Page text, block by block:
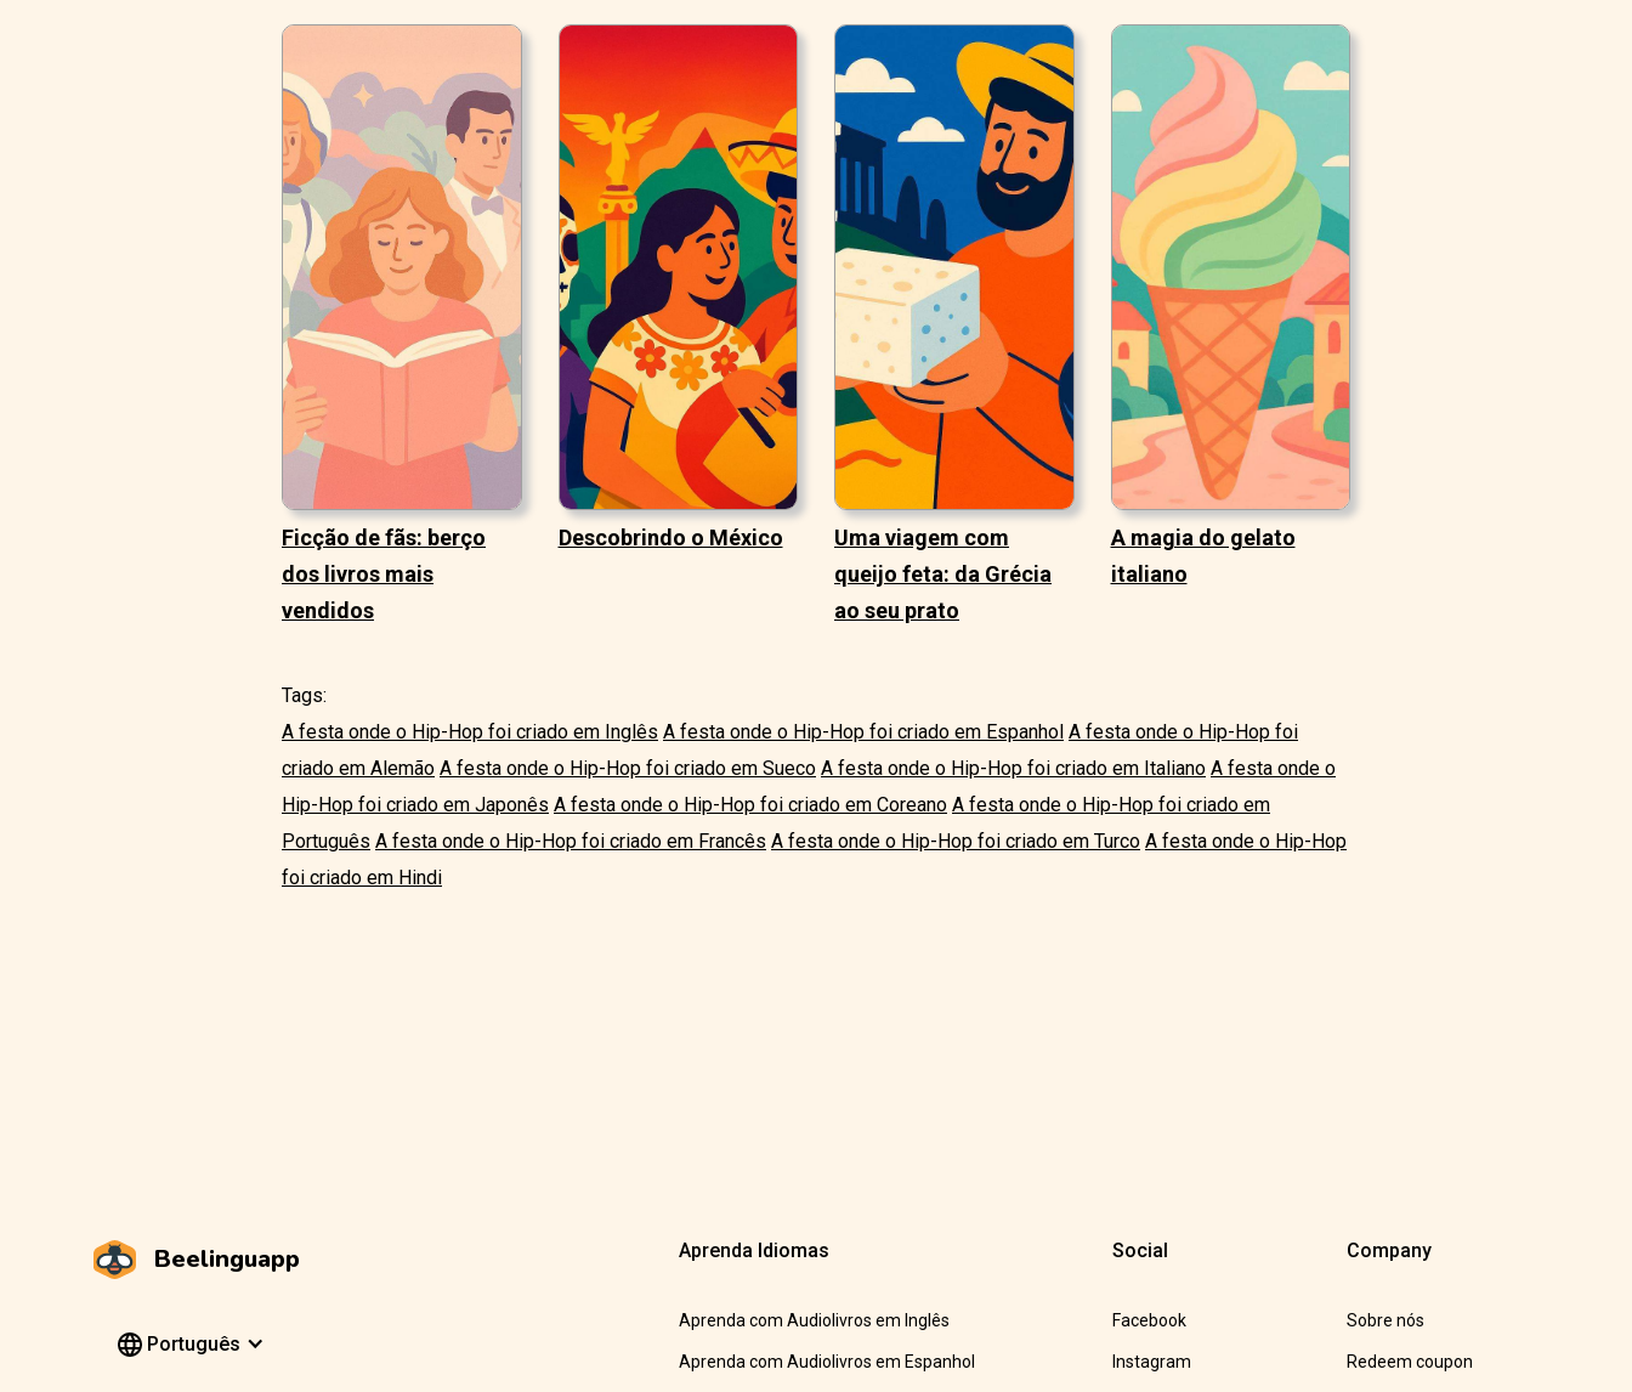
Ficção de fãs: berço
dos livros mais
vendidos
Descobrindo o México
Uma viagem com
queijo feta: da Grécia
ao seu prato
A magia do gelato
italiano
Tags:
A festa onde o Hip-Hop foi criado em Inglês A festa onde o Hip-Hop foi criado em Espanhol A festa onde o Hip-Hop foi
criado em Alemão A festa onde o Hip-Hop foi criado em Sueco A festa onde o Hip-Hop foi criado em Italiano A festa onde o
Hip-Hop foi criado em Japonês A festa onde o Hip-Hop foi criado em Coreano A festa onde o Hip-Hop foi criado em
Português A festa onde o Hip-Hop foi criado em Francês A festa onde o Hip-Hop foi criado em Turco A festa onde o Hip-Hop
foi criado em Hindi
Beelinguapp
Português
Aprenda Idiomas
Aprenda com Audiolivros em Inglês
Aprenda com Audiolivros em Espanhol
Social
Facebook
Instagram
Company
Sobre nós
Redeem coupon